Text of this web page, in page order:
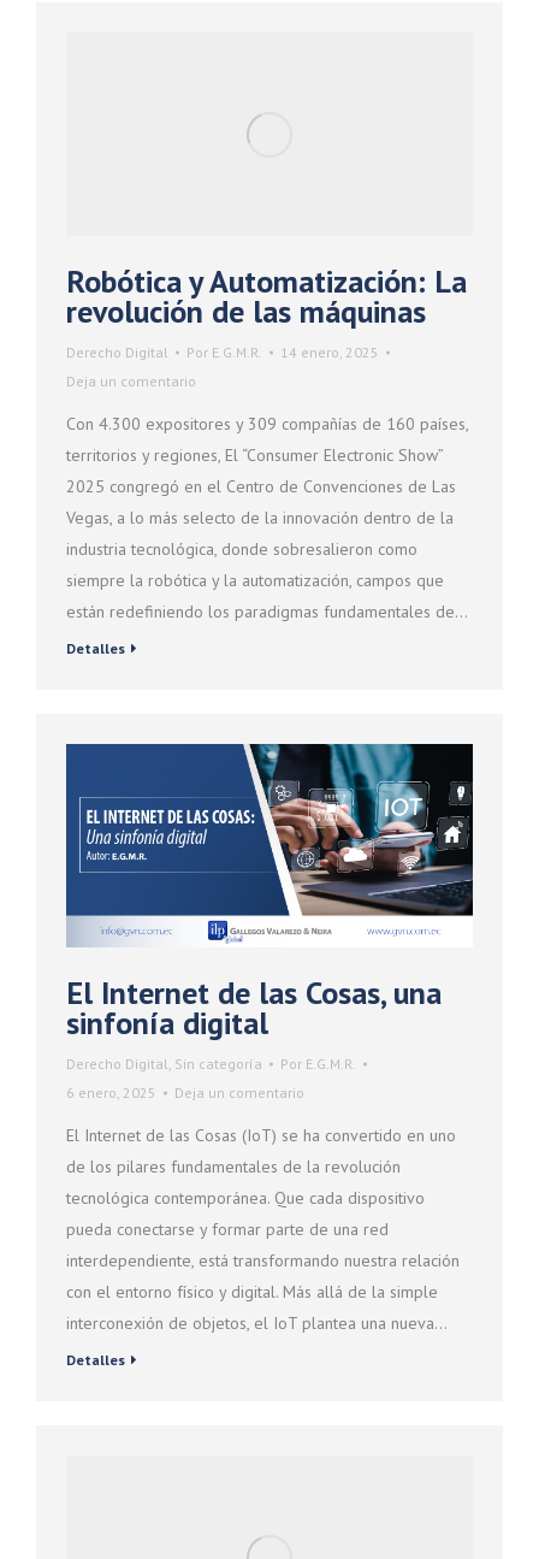
Robótica y Automatización: La
revolución de las máquinas
Derecho Digital Por E.G.M.R.
14 enero, 2025
Deja un comentario
Con 4.300 expositores y 309 compañías de 160 países,
territorios y regiones, El “Consumer Electronic Show”
2025 congregó en el Centro de Convenciones de Las
Vegas, a lo más selecto de la innovación dentro de la
industria tecnológica, donde sobresalieron como
siempre la robótica y la automatización, campos que
están redefiniendo los paradigmas fundamentales de…
Detalles
El Internet de las Cosas, una
sinfonía digital
Derecho Digital, Sin categoría Por E.G.M.R.
6 enero, 2025
Deja un comentario
El Internet de las Cosas (IoT) se ha convertido en uno
de los pilares fundamentales de la revolución
tecnológica contemporánea. Que cada dispositivo
pueda conectarse y formar parte de una red
interdependiente, está transformando nuestra relación
con el entorno físico y digital. Más allá de la simple
interconexión de objetos, el IoT plantea una nueva…
Detalles